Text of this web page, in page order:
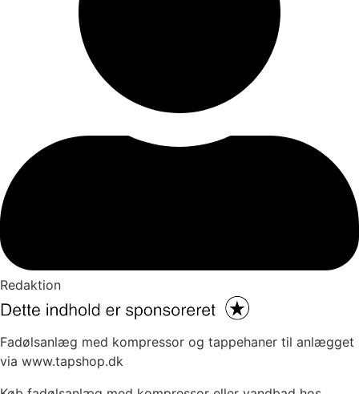
Redaktion
Fadølsanlæg med kompressor og tappehaner til anlægget
via www.tapshop.dk